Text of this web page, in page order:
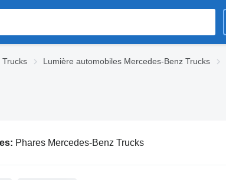
Trucks Lumière automobiles Mercedes-Benz Trucks
Phares Mercedes-Benz Trucks